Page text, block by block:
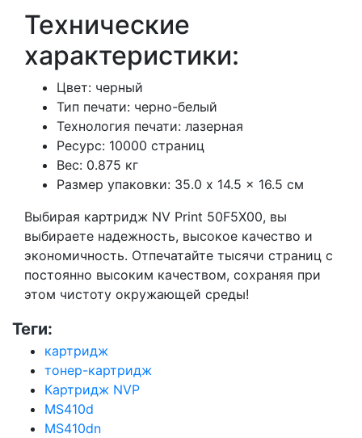
Технические
характеристики:
Цвет: черный
Тип печати: черно-белый
Технология печати: лазерная
Ресурс: 10000 страниц
Вес: 0.875 кг
Размер упаковки: 35.0 x 14.5 x 16.5 см
Выбирая картридж NV Print 50F5X00, вы
выбираете надежность, высокое качество и
экономичность. Отпечатайте тысячи страниц с
постоянно высоким качеством, сохраняя при
этом чистоту окружающей среды!
Теги:
картридж
тонер-картридж
Картридж NVP
MS410d
MS410dn